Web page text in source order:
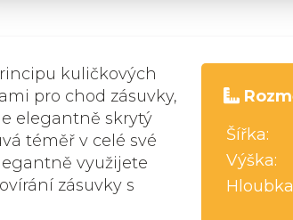
Šířka:
Výška:
kuličkových
pro chod zásuvky,
elegantně skrytý
téměř v celé své
využijete
zásuvky s